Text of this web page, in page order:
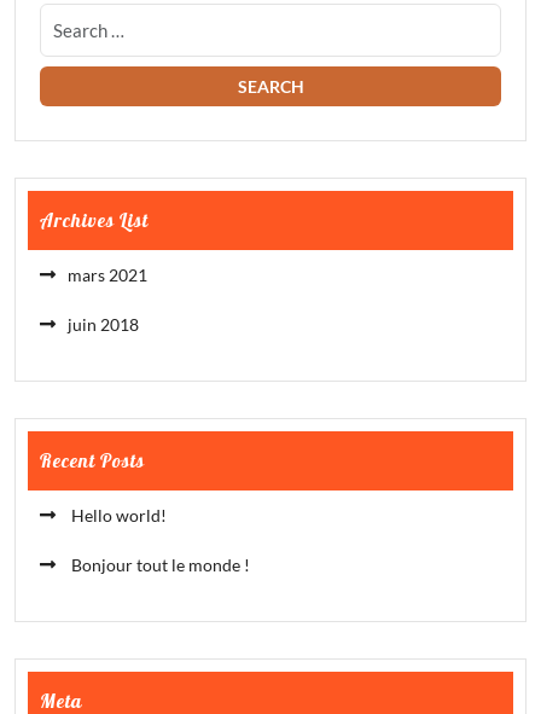
Archives List
mars 2021
juin 2018
Recent Posts
Hello world!
Bonjour tout le monde !
Meta